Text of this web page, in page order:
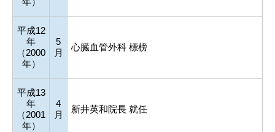
平成12
年
（2000
年）
5
月
心臓血管外科 標榜
平成13
年
（2001
年）
4
月
新井英和院長 就任